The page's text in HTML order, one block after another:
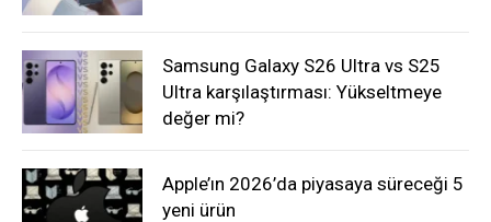
Samsung Galaxy S26 Ultra vs S25
Ultra karşılaştırması: Yükseltmeye
değer mi?
Apple’ın 2026’da piyasaya süreceği 5
yeni ürün